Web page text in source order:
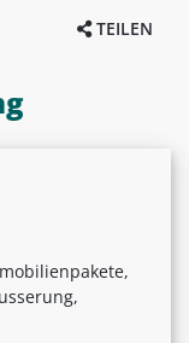
TEILEN